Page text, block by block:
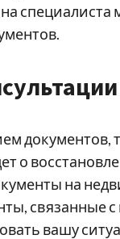
документов,
о
на
связанные с
вашу